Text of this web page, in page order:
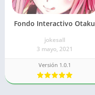
Fondo Interactivo Otaku
jokesall
3 mayo, 2021
Versión 1.0.1